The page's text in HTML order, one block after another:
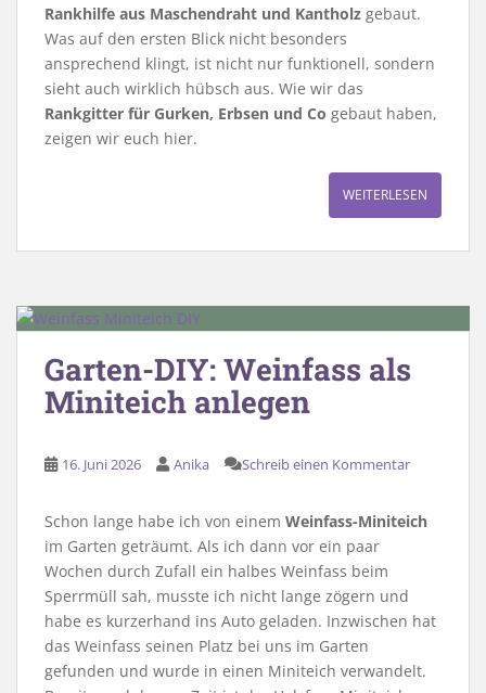
Rankhilfe aus Maschendraht und Kantholz gebaut.
Was auf den ersten Blick nicht besonders
ansprechend klingt, ist nicht nur funktionell, sondern
sieht auch wirklich hübsch aus. Wie wir das
Rankgitter für Gurken, Erbsen und Co gebaut haben,
zeigen wir euch hier.
WEITERLESEN
Garten-DIY: Weinfass als
Miniteich anlegen
16. Juni 2026 Anika Schreib einen Kommentar
Schon lange habe ich von einem Weinfass-Miniteich
im Garten geträumt. Als ich dann vor ein paar
Wochen durch Zufall ein halbes Weinfass beim
Sperrmüll sah, musste ich nicht lange zögern und
habe es kurzerhand ins Auto geladen. Inzwischen hat
das Weinfass seinen Platz bei uns im Garten
gefunden und wurde in einen Miniteich verwandelt.